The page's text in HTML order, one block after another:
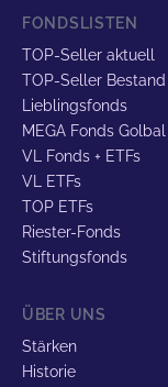
FONDSLISTEN
TOP-Seller aktuell
TOP-Seller Bestand
Lieblingsfonds
MEGA Fonds Golbal
VL Fonds + ETFs
VL ETFs
TOP ETFs
Riester-Fonds
Stiftungsfonds
ÜBER UNS
Stärken
Historie